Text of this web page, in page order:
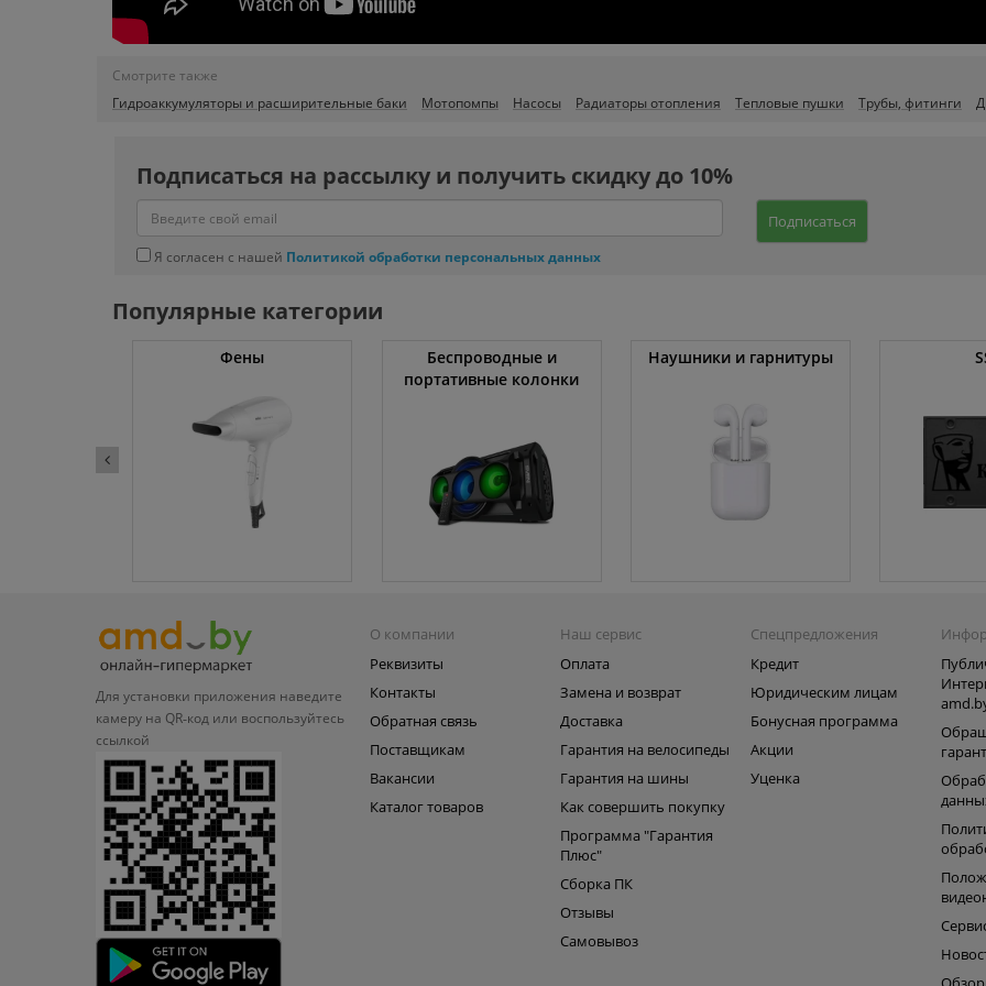
Смотрите также
Гидроаккумуляторы и расширительные баки
Мотопомпы Насосы Радиаторы отопления Тепловые пушки Трубы, фитинги
Подписаться на рассылку и получить скидку до 10%
Подписаться
Я согласен с нашей Политикой обработки персональных данных
Популярные категории
Фены
Беспроводные и
портативные колонки
Наушники и гарнитуры
Для установки приложения наведите
камеру на QR‑код или воспользуйтесь
ссылкой
О компании
Реквизиты
Контакты
Обратная связь
Поставщикам
Вакансии
Каталог товаров
Наш сервис
Оплата
Замена и возврат
Доставка
Гарантия на велосипеды
Гарантия на шины
Как совершить покупку
Программа "Гарантия
Плюс"
Сборка ПК
Отзывы
Самовывоз
Спецпредложения
Кредит
Юридическим лицам
Бонусная программа
Акции
Уценка